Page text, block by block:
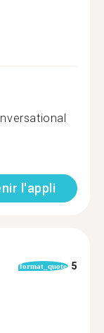
l'appli
format_quote 5